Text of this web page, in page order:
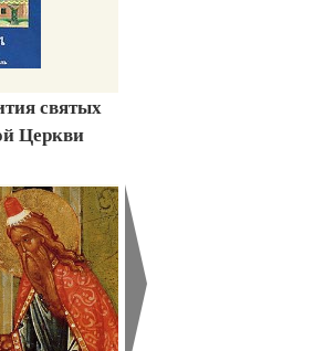
святых
Церкви